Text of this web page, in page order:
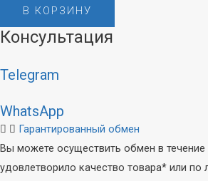
Microlab
M-
В КОРЗИНУ
Консультация
Telegram
WhatsApp
Гарантированный обмен
Вы можете осуществить обмен в течение
удовлетворило качество товара* или